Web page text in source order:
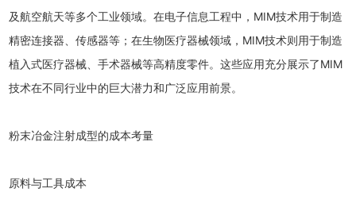
及航空航天等多个工业领域。在电子信息工程中，MIM技术用于制造
精密连接器、传感器等；在生物医疗器械领域，MIM技术则用于制造
植入式医疗器械、手术器械等高精度零件。这些应用充分展示了MIM
技术在不同行业中的巨大潜力和广泛应用前景。
粉末冶金注射成型的成本考量
原料与工具成本